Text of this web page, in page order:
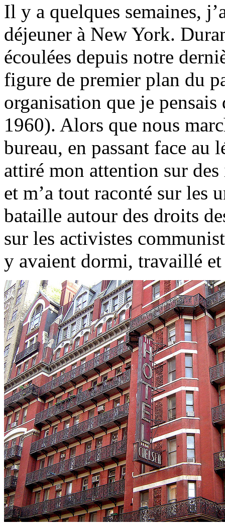
Il y a quelques semaines,
déjeuner à New York.
écoulées depuis notre
figure de premier plan du
organisation que je
1960). Alors que nous
bureau, en passant face au
attiré mon attention sur
et m’a tout raconté sur les
bataille autour des droits
sur les activistes
y avaient dormi, travaillé